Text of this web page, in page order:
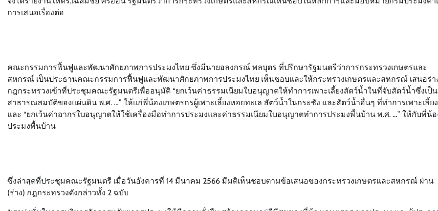
การเสนอเรื่องต่อ
คณะกรรมการฟื้นฟูและพัฒนาศักยภาพการประมงไทย ซึ่งมีนายอลงกรณ์ พลบุตร ที่ปรึกษารัฐมนตรีว่าการกระทรวงเกษตรและ
สหกรณ์ เป็นประธานคณะกรรมการฟื้นฟูและพัฒนาศักยภาพการประมงไทย เห็นชอบและให้กระทรวงเกษตรและสหกรณ์ เสนอร่า
กฎกระทรวงเข้าที่ประชุมคณะรัฐมนตรีเพื่ออนุมัติ “ยกเว้นค่าธรรมเนียมใบอนุญาตให้ทำการเพาะเลี้ยงสัตว์น้ำในที่จับสัตว์น้ำซึ่งเป็น
สาธารณสมบัติของแผ่นดิน พ.ศ. …” ให้แก่พี่น้องเกษตรกรผู้เพาะเลี้ยงหอยทะเล สัตว์น้ำในกระชัง และสัตว์น้ำอื่นๆ ที่ทำการเพาะเลี้ยง
และ “ยกเว้นค่าอากรใบอนุญาตให้ใช้เครื่องมือทำการประมงและค่าธรรมเนียมใบอนุญาตทำการประมงพื้นบ้าน พ.ศ. …” ให้กับพี่น้อ
ประมงพื้นบ้าน
ซึ่งล่าสุดที่ประชุมคณะรัฐมนตรี เมื่อวันอังคารที่ 14 มีนาคม 2566 มีมติเห็นชอบตามข้อเสนอของกระทรวงเกษตรและสหกรณ์ ผ่าน
(ร่าง) กฎกระทรวงดังกล่าวทั้ง 2 ฉบับ